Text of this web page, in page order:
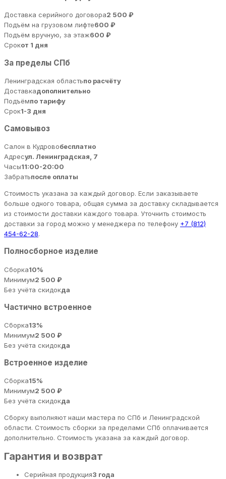
Доставка серийного договора2 500 ₽
Подъём на грузовом лифте600 ₽
Подъём вручную, за этаж600 ₽
Срокот 1 дня
За пределы СПб
Ленинградская областьпо расчёту
Доставкадополнительно
Подъёмпо тарифу
Срок1-3 дня
Самовывоз
Салон в Кудровобесплатно
Адресул. Ленинградская, 7
Часы11:00-20:00
Забратьпосле оплаты
Стоимость указана за каждый договор. Если заказываете
больше одного товара, общая сумма за доставку складывается
из стоимости доставки каждого товара. Уточнить стоимость
доставки за город можно у менеджера по телефону +7 (812)
454-62-28.
Полносборное изделие
Сборка10%
Минимум2 500 ₽
Без учёта скидокда
Частично встроенное
Сборка13%
Минимум2 500 ₽
Без учёта скидокда
Встроенное изделие
Сборка15%
Минимум2 500 ₽
Без учёта скидокда
Сборку выполняют наши мастера по СПб и Ленинградской
области. Стоимость сборки за пределами СПб оплачивается
дополнительно. Стоимость указана за каждый договор.
Гарантия и возврат
Серийная продукция3 года